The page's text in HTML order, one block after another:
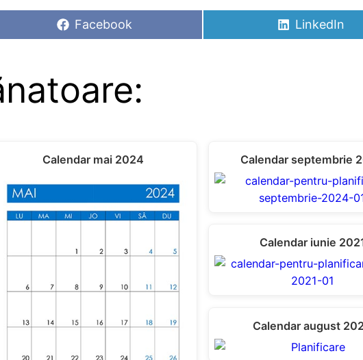
Share
on
Facebook
Share
on
LinkedIn
Calendar mai 2024 Calendar septembrie
Calendar iunie
Calendar august